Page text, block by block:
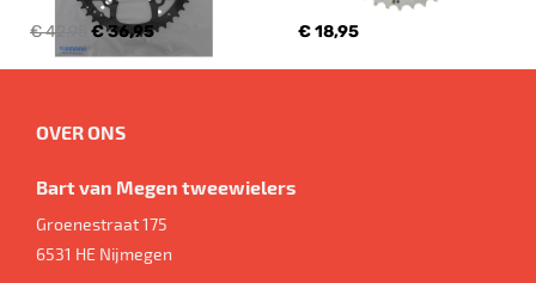
€ 42,95 € 36,95 € 18,95
OVER ONS
Bart van Megen tweewielers
Groenestraat 175
6531 HE Nijmegen